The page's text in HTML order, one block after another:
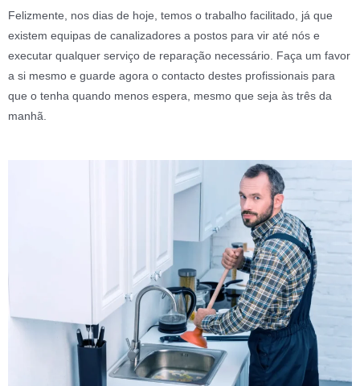
Felizmente, nos dias de hoje, temos o trabalho facilitado, já que
existem equipas de canalizadores a postos para vir até nós e
executar qualquer serviço de reparação necessário. Faça um favor
a si mesmo e guarde agora o contacto destes profissionais para
que o tenha quando menos espera, mesmo que seja às três da
manhã.